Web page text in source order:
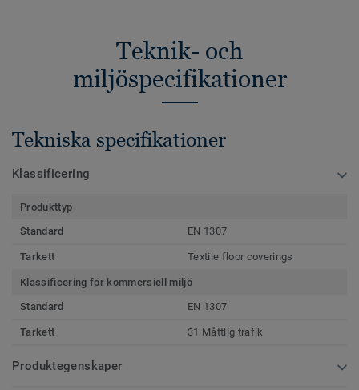
Teknik- och
miljöspecifikationer
Tekniska specifikationer
Klassificering
Produkttyp
Standard
EN 1307
Tarkett Textile floor coverings
Klassificering för kommersiell miljö
Standard
EN 1307
Tarkett 31 Måttlig trafik
Produktegenskaper